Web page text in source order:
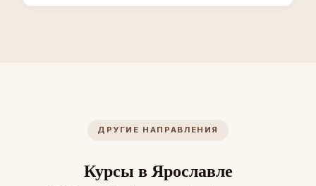
ДРУГИЕ НАПРАВЛЕНИЯ
Курсы в Ярославле